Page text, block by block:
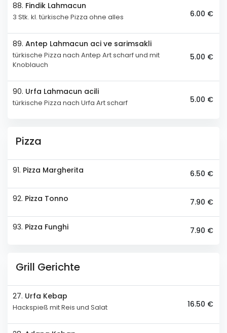
88. Findik Lahmacun
3 Stk. kl. türkische Pizza ohne alles 6.00 €
89. Antep Lahmacun aci ve sarimsakli
türkische Pizza nach Antep Art scharf und mit
Knoblauch
5.00 €
90. Urfa Lahmacun acili
türkische Pizza nach Urfa Art scharf 5.00 €
Pizza
91. Pizza Margherita 6.50 €
92. Pizza Tonno 7.90 €
93. Pizza Funghi 7.90 €
Grill Gerichte
27. Urfa Kebap
Hackspieß mit Reis und Salat 16.50 €